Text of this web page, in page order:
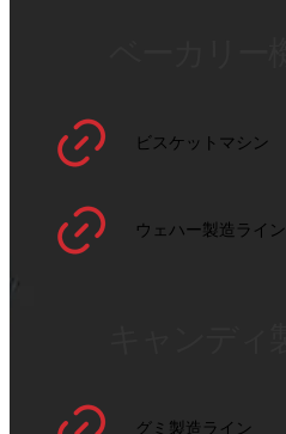
ビスケットマシン
ウェハー製造ライン
グミ製造ライン